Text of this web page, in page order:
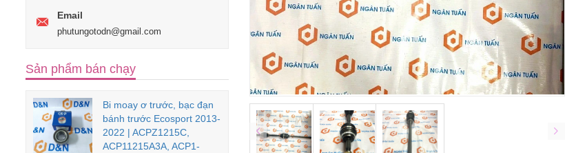
Email
phutungotodn@gmail.com
Sản phẩm bán chạy
Bi moay ơ trước, bạc đạn
bánh trước Ecosport 2013-
2022 | ACPZ1215C,
ACP11215A3A, ACP1-